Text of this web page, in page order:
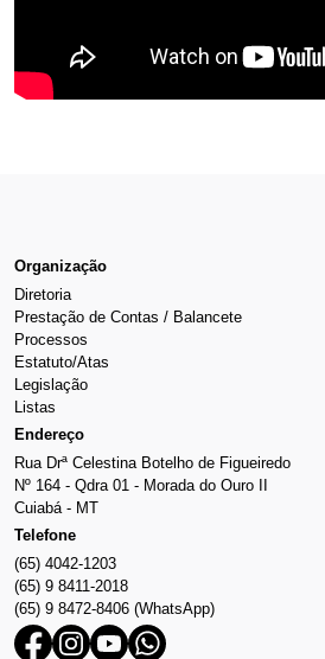
Organização
Diretoria
Prestação de Contas / Balancete
Processos
Estatuto/Atas
Legislação
Listas
Endereço
Rua Drª Celestina Botelho de Figueiredo
Nº 164 - Qdra 01 - Morada do Ouro II
Cuiabá - MT
Telefone
(65) 4042-1203
(65) 9 8411-2018
(65) 9 8472-8406 (WhatsApp)
FacebookInstagram
Youtube